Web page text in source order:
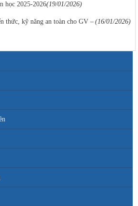
học 2025-2026(19/01/2026)
thức, kỹ năng an toàn cho GV – (16/01/2026)
các trường MN, TH, THCS năm học
29/5/202
lớp 1, lớp 6, lớp 10 trong khuôn khổ